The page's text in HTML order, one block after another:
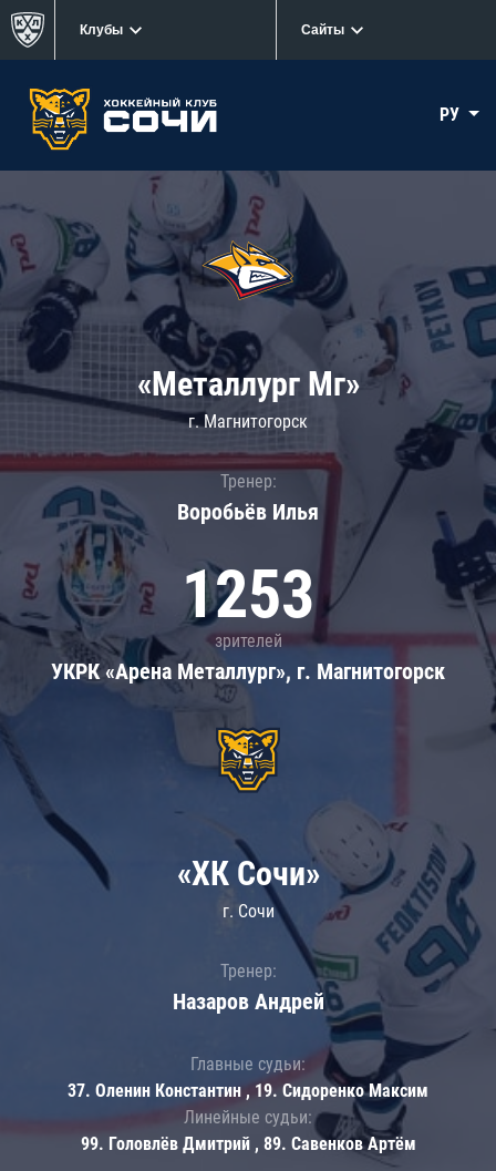
Клубы Сайты
РУ
«Металлург Мг»
г. Магнитогорск
Тренер:
Воробьёв Илья
1253
зрителей
УКРК «Арена Металлург», г. Магнитогорск
«ХК Сочи»
г. Сочи
Тренер:
Назаров Андрей
Главные судьи:
37. Оленин Константин , 19. Сидоренко Максим
Линейные судьи:
99. Головлёв Дмитрий , 89. Савенков Артём